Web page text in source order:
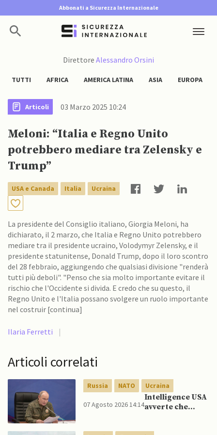
Abbonati a Sicurezza Internazionale
Direttore Alessandro Orsini
TUTTI AFRICA AMERICA LATINA ASIA EUROPA
Articoli 03 Marzo 2025 10:24
Meloni: “Italia e Regno Unito
potrebbero mediare tra Zelensky e
Trump”
USA e Canada Italia Ucraina
La presidente del Consiglio italiano, Giorgia Meloni, ha
dichiarato, il 2 marzo, che Italia e Regno Unito potrebbero
mediare tra il presidente ucraino, Volodymyr Zelensky, e il
presidente statunitense, Donald Trump, dopo il loro scontro
del 28 febbraio, aggiungendo che qualsiasi divisione "renderà
tutti più deboli". "Penso che sia molto importante evitare il
rischio che l'Occidente si divida. E credo che su questo, il
Regno Unito e l'Italia possano svolgere un ruolo importante
nel costruir [continua]
Ilaria Ferretti |
Articoli correlati
Russia NATO Ucraina
07 Agosto 2026 14:14
Intelligence USA
avverte che